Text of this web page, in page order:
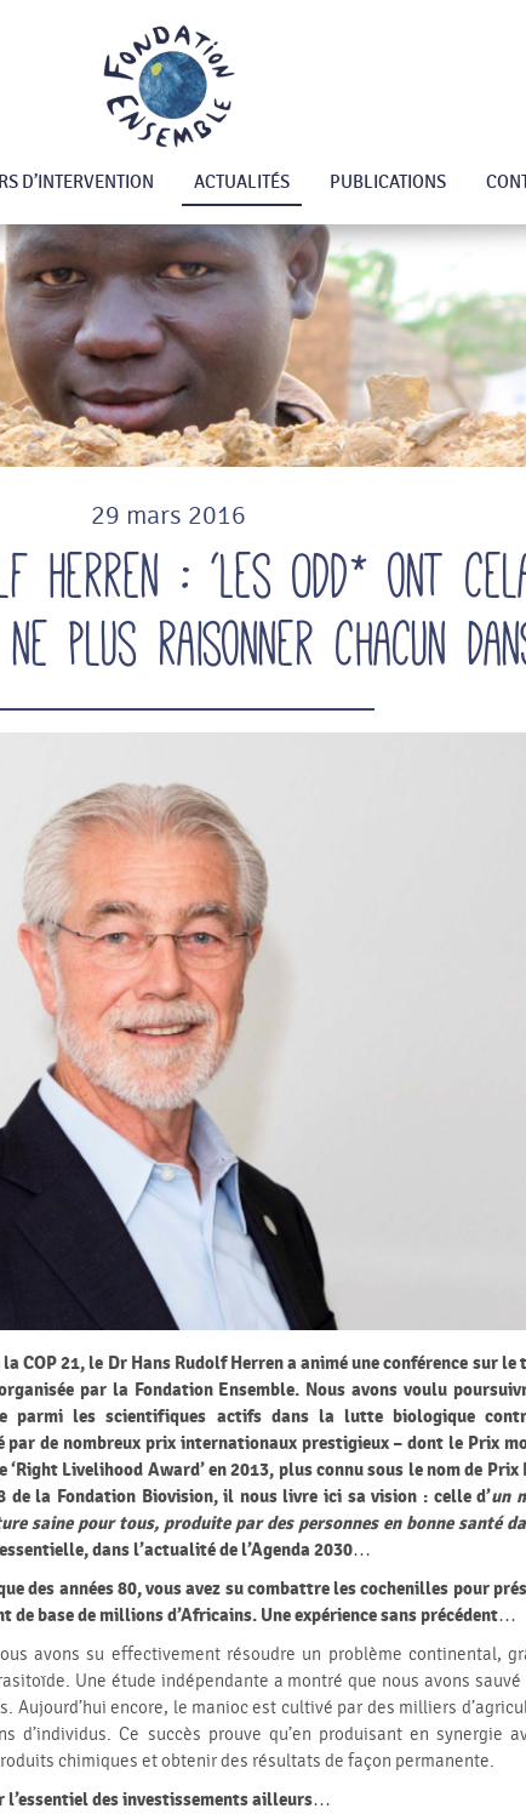
D’INTERVENTION ACTUALITÉS PUBLICATIONS
29 mars 2016
Herren : ‘Les ODD* ont
plus raisonner chacun
COP 21, le Dr Hans Rudolf Herren a animé une conférence sur le
par la Fondation Ensemble. Nous avons voulu
parmi les scientifiques actifs dans la lutte biologique
par de nombreux prix internationaux prestigieux – dont le Prix
‘Right Livelihood Award’ en 2013, plus connu sous le nom de Prix
de la Fondation Biovision, il nous livre ici sa vision : celle d’un
saine pour tous, produite par des personnes en bonne santé
dans l’actualité de l’Agenda 2030…
des années 80, vous avez su combattre les cochenilles pour
de base de millions d’Africains. Une expérience sans précédent…
avons su effectivement résoudre un problème continental,
Une étude indépendante a montré que nous avons sauvé
Aujourd’hui encore, le manioc est cultivé par des milliers
d’individus. Ce succès prouve qu’en produisant en synergie
chimiques et obtenir des résultats de façon permanente.
l’essentiel des investissements ailleurs…